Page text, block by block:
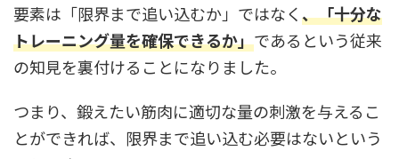
要素は「限界まで追い込むか」ではなく、「十分な
トレーニング量を確保できるか」であるという従来
の知見を裏付けることになりました。
つまり、鍛えたい筋肉に適切な量の刺激を与えるこ
とができれば、限界まで追い込む必要はないという